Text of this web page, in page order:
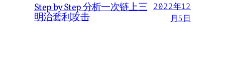
Step by Step 分析一次链上三
明治套利攻击
2022年12
月5日